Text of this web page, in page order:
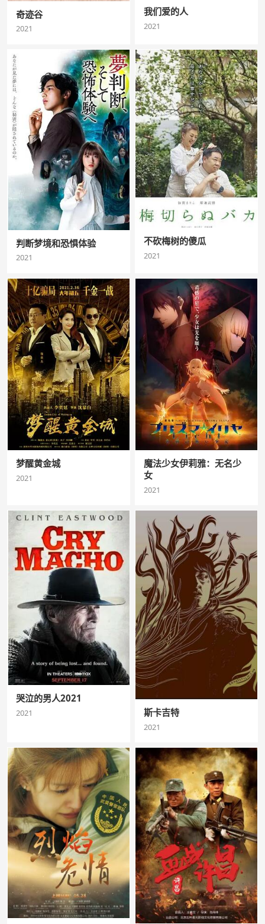
奇迹谷
2021
我们爱的人
2021
判断梦境和恐惧体验
2021
不砍梅树的傻瓜
2021
梦醒黄金城
2021
魔法少女伊莉雅：无名少
女
2021
哭泣的男人2021
2021 斯卡吉特
2021